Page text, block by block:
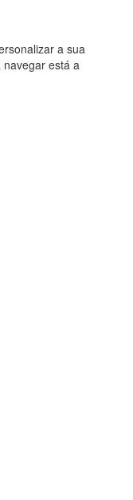
a sua
está a